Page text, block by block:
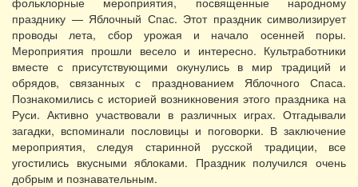
празднику — Яблочный Спас. Этот праздник символизирует
проводы лета, сбор урожая и начало осенней поры.
Мероприятия прошли весело и интересно. Культработники
вместе с присутствующими окунулись в мир традиций и
обрядов, связанных с празднованием Яблочного Спаса.
Познакомились с историей возникновения этого праздника на
Руси. Активно участвовали в различных играх. Отгадывали
загадки, вспоминали пословицы и поговорки. В заключение
мероприятия, следуя старинной русской традиции, все
угостились вкусными яблоками. Праздник получился очень
добрым и познавательным.